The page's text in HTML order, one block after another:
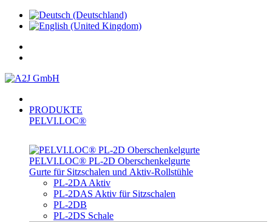
PRODUKTE
PELVI.LOC®
PELVI.LOC® PL-­2D Oberschenkelgurte
Gurte für Sitzschalen und Aktiv-Rollstühle
PL-2DA Aktiv
PL-2DAS Aktiv für Sitzschalen
PL-2DB
PL-2DS Schale